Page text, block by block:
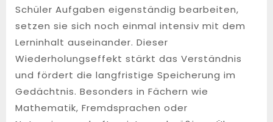
Schüler Aufgaben eigenständig bearbeiten,
setzen sie sich noch einmal intensiv mit dem
Lerninhalt auseinander. Dieser
Wiederholungseffekt stärkt das Verständnis
und fördert die langfristige Speicherung im
Gedächtnis. Besonders in Fächern wie
Mathematik, Fremdsprachen oder